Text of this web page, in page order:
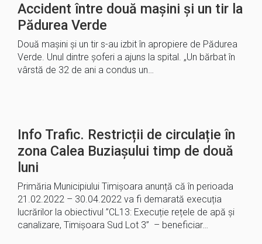
Accident între două mașini și un tir la
Pădurea Verde
Două mașini și un tir s-au izbit în apropiere de Pădurea
Verde. Unul dintre șoferi a ajuns la spital. „Un bărbat în
vârstă de 32 de ani a condus un…
Info Trafic. Restricții de circulație în
zona Calea Buziașului timp de două
luni
Primăria Municipiului Timișoara anunță că în perioada
21.02.2022 – 30.04.2022 va fi demarată execuția
lucrărilor la obiectivul ”CL13: Execuție rețele de apă și
canalizare, Timișoara Sud Lot 3” – beneficiar…